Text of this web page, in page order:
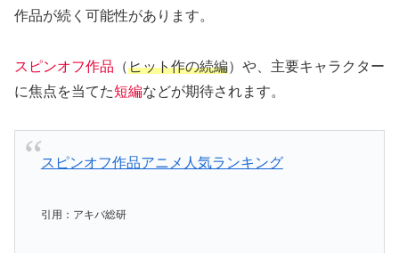
作品が続く可能性があります。
スピンオフ作品 （ヒット作の続編）や、主要キャラクター
に焦点を当てた短編などが期待されます。
スピンオフ作品アニメ人気ランキング
引用：アキバ総研